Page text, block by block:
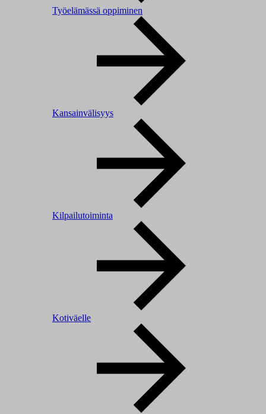
Työelämässä oppiminen
Kansainvälisyys
Kilpailutoiminta
Kotiväelle